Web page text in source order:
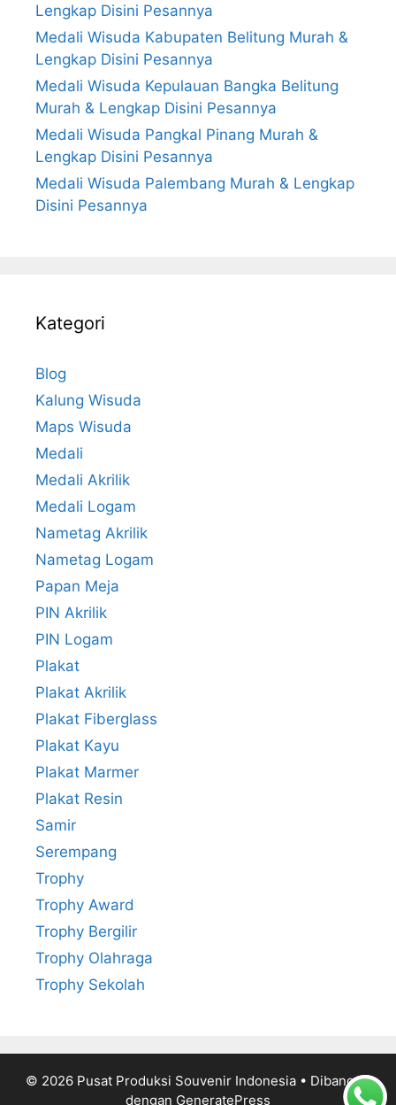
Lengkap Disini Pesannya
Medali Wisuda Kabupaten Belitung Murah &
Lengkap Disini Pesannya
Medali Wisuda Kepulauan Bangka Belitung
Murah & Lengkap Disini Pesannya
Medali Wisuda Pangkal Pinang Murah &
Lengkap Disini Pesannya
Medali Wisuda Palembang Murah & Lengkap
Disini Pesannya
Kategori
Blog
Kalung Wisuda
Maps Wisuda
Medali
Medali Akrilik
Medali Logam
Nametag Akrilik
Nametag Logam
Papan Meja
PIN Akrilik
PIN Logam
Plakat
Plakat Akrilik
Plakat Fiberglass
Plakat Kayu
Plakat Marmer
Plakat Resin
Samir
Serempang
Trophy
Trophy Award
Trophy Bergilir
Trophy Olahraga
Trophy Sekolah
© 2026 Pusat Produksi Souvenir Indonesia • Dibangun
dengan GeneratePress